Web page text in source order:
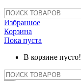
Избранное
Корзина
Пока пуста
В корзине пусто!